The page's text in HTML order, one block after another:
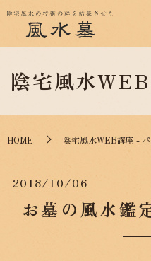
陰宅風水
HOME 陰宅風水WEB講座 -
2018/10/06
お墓の風水鑑